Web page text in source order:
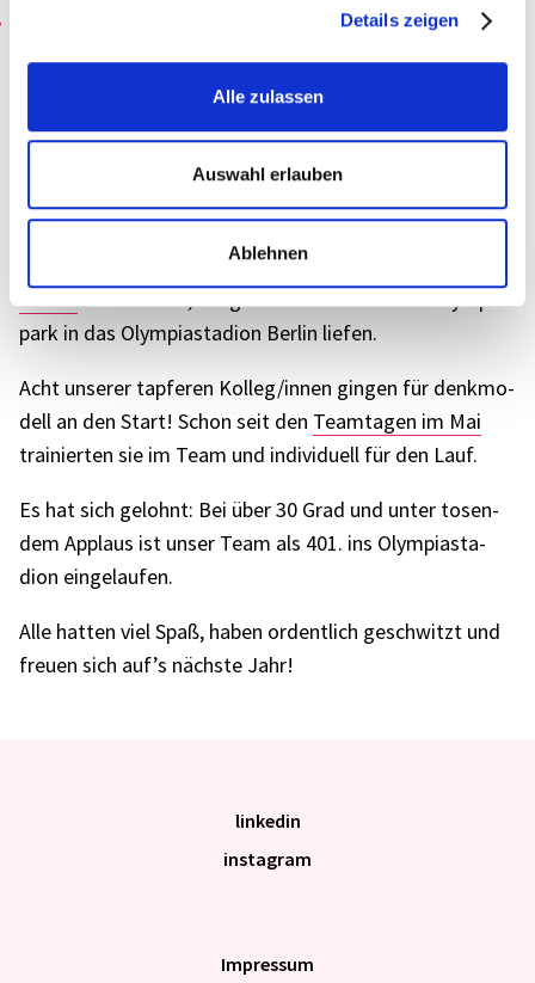
Details zeigen
Alle zulassen
Auswahl erlauben
Ablehnen
Am 16. August 2018 waren über 14.200
Teilnehmer/innen aus rund 800 Unter­neh­men beim
B2RunBerlin dabei, die gemein­sam durch den Olym­pia­
park in das Olym­pia­sta­dion Berlin liefen.
Acht unse­rer tapfe­ren Kolleg/innen gingen für denk­mo­
dell an den Start! Schon seit den Team­ta­gen im Mai
trai­nier­ten sie im Team und indi­vi­du­ell für den Lauf.
Es hat sich gelohnt: Bei über 30 Grad und unter tosen­
dem Applaus ist unser Team als 401. ins Olym­pia­sta­
dion einge­lau­fen.
Alle hatten viel Spaß, haben ordent­lich geschwitzt und
freuen sich auf’s nächste Jahr!
Impres­sum
linkedin
instagram